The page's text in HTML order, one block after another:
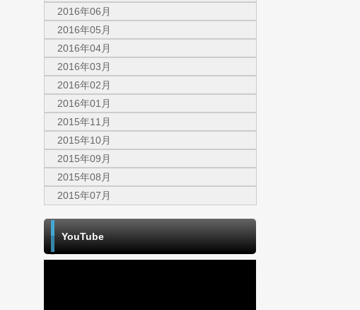
2016年06月
2016年05月
2016年04月
2016年03月
2016年02月
2016年01月
2015年11月
2015年10月
2015年09月
2015年08月
2015年07月
YouTube